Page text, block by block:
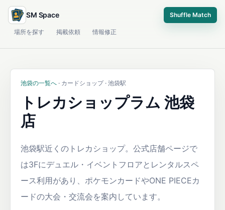
SM Space Shuffle Match
場所を探す 掲載依頼 情報修正
池袋の一覧へ · カードショップ · 池袋駅
トレカショップラム 池袋
店
池袋駅近くのトレカショップ。公式店舗ページで
は3Fにデュエル・イベントフロアとレンタルスペ
ース利用があり、ポケモンカードやONE PIECEカ
ードの大会・交流会を案内しています。